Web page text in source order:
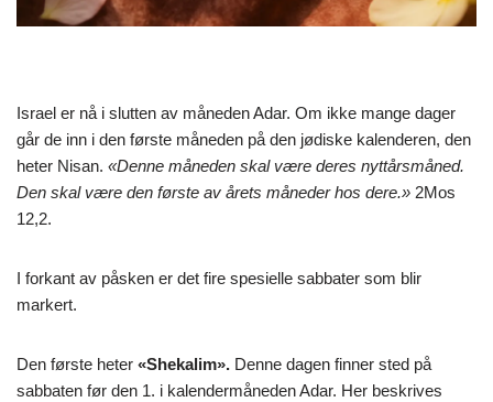
Israel er nå i slutten av måneden Adar. Om ikke mange dager
går de inn i den første måneden på den jødiske kalenderen, den
heter Nisan. «Denne måneden skal være deres nyttårsmåned.
Den skal være den første av årets måneder hos dere.» 2Mos
12,2.
I forkant av påsken er det fire spesielle sabbater som blir
markert.
Den første heter «Shekalim». Denne dagen finner sted på
sabbaten før den 1. i kalendermåneden Adar. Her beskrives